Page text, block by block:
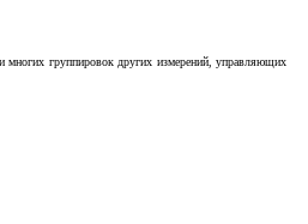
многих группировок других измерений, управляющих